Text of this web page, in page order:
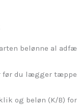
belønne al
før du lægger
og beløn (K/B)